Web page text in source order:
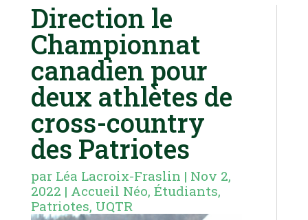
Direction le
Championnat
canadien pour
deux athlètes de
cross-country
des Patriotes
par Léa Lacroix-Fraslin | Nov 2,
2022 | Accueil Néo, Étudiants,
Patriotes, UQTR